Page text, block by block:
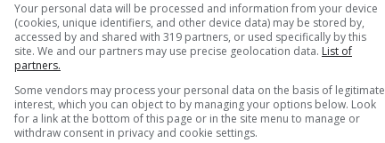
dopo la sosta. Le vittorie di fine anno su
nelle prime tre partite del girone di
Your personal data will be processed and information from your device
(cookies, unique identifiers, and other device data) may be stored by,
accessed by and shared with 319 partners, or used specifically by this
site. We and our partners may use precise geolocation data. List of
partners.
Some vendors may process your personal data on the basis of legitimate
interest, which you can object to by managing your options below. Look
for a link at the bottom of this page or in the site menu to manage or
withdraw consent in privacy and cookie settings.